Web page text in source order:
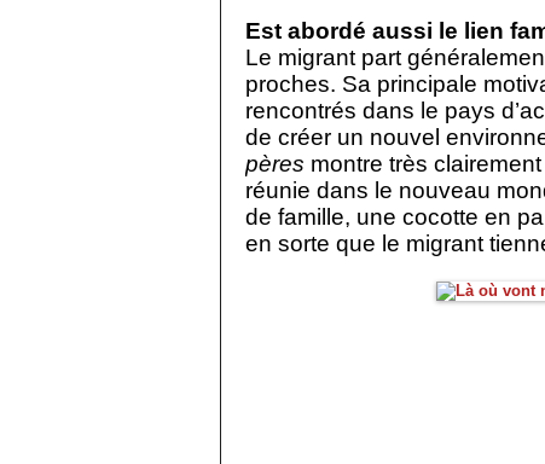
Est abordé aussi le lien
Le migrant part
proches. Sa principale
rencontrés dans le pays
de créer un nouvel
pères montre très
réunie dans le nouveau
de famille, une cocotte en
en sorte que le migrant